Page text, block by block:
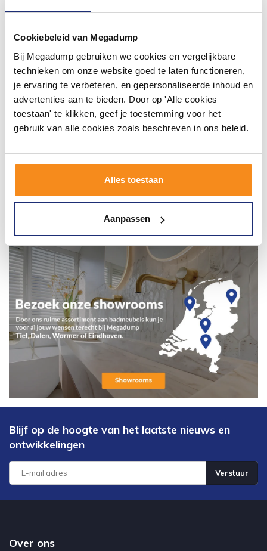
Cookiebeleid van Megadump
Bij Megadump gebruiken we cookies en vergelijkbare
technieken om onze website goed te laten functioneren,
je ervaring te verbeteren, en gepersonaliseerde inhoud en
advertenties aan te bieden. Door op 'Alle cookies
toestaan' te klikken, geef je toestemming voor het
gebruik van alle cookies zoals beschreven in ons beleid.
Alles toestaan
Aanpassen
#mijndroombadkamer
Wij geloven in de kracht van delen. Deel jouw
badkamer op Instagram met #mijndroombadkamer
en tag @megadumpnl. Samen bouwen we een
inspirerende omgeving vol met unieke
badkamerstijlen. Doe je mee?
Blijf op de hoogte van het laatste nieuws en
ontwikkelingen
Verstuur
Over ons